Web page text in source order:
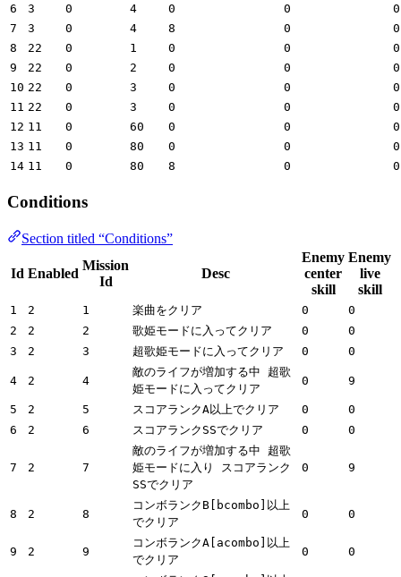
6
3 0 4 0 0
0
7
3 0 4 8 0
0
8
22 0 1 0 0
0
9
22 0 2 0 0
0
10 22 0 3 0 0
0
11 22 0 3 0 0
0
12 11 0 60 0 0
0
13 11 0 80 0 0
0
14 11 0 80 8 0 0
Conditions
Section titled “Conditions”
Id Enabled
Mission
Id
Desc
Enemy
center
skill
Enemy
live
skill
1 2 1 楽曲をクリア 0
0
2
2 2 歌姫モードに入ってクリア 0
0
3
2 3 超歌姫モードに入ってクリア 0 0
4 2 4
敵のライフが増加する中 超歌
姫モードに入ってクリア
0 9
5 2 5 スコアランクA以上でクリア 0
0
6
2 6 スコアランクSSでクリア 0 0
7 2 7
敵のライフが増加する中 超歌
姫モードに入り スコアランク
SSでクリア
0 9
8 2 8
コンボランクB[bcombo]以上
でクリア
0 0
9 2 9
コンボランクA[acombo]以上
でクリア
0 0